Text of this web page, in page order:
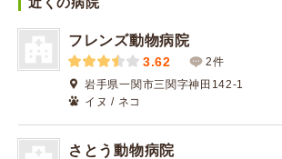
フレンズ動物病院
3.62
2件
岩手県一関市三関字神田142-1
イヌ / ネコ
さとう動物病院